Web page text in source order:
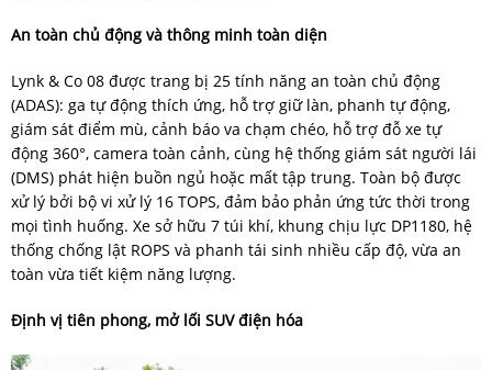
An toàn chủ động và thông minh toàn diện
Lynk & Co 08 được trang bị 25 tính năng an toàn chủ động
(ADAS): ga tự động thích ứng, hỗ trợ giữ làn, phanh tự động,
giám sát điểm mù, cảnh báo va chạm chéo, hỗ trợ đỗ xe tự
động 360°, camera toàn cảnh, cùng hệ thống giám sát người lái
(DMS) phát hiện buồn ngủ hoặc mất tập trung. Toàn bộ được
xử lý bởi bộ vi xử lý 16 TOPS, đảm bảo phản ứng tức thời trong
mọi tình huống. Xe sở hữu 7 túi khí, khung chịu lực DP1180, hệ
thống chống lật ROPS và phanh tái sinh nhiều cấp độ, vừa an
toàn vừa tiết kiệm năng lượng.
Định vị tiên phong, mở lối SUV điện hóa